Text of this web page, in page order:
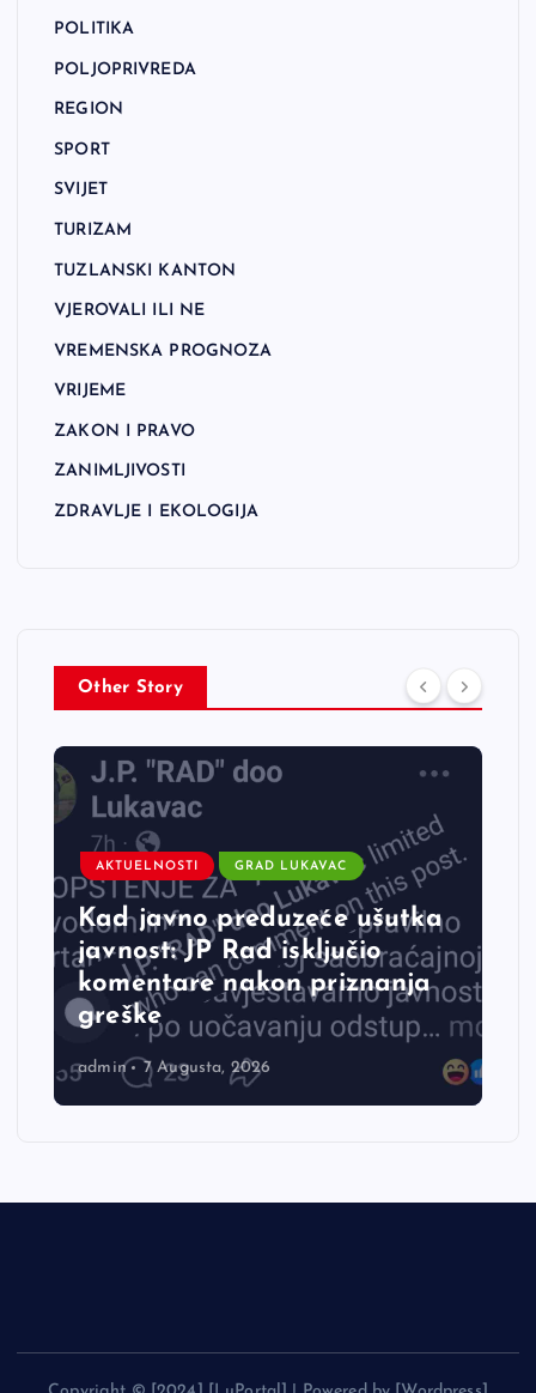
POLITIKA
POLJOPRIVREDA
REGION
SPORT
SVIJET
TURIZAM
TUZLANSKI KANTON
VJEROVALI ILI NE
VREMENSKA PROGNOZA
VRIJEME
ZAKON I PRAVO
ZANIMLJIVOSTI
ZDRAVLJE I EKOLOGIJA
Other Story
AKTUELNOSTI GRAD LUKAVAC
Kad javno preduzeće ušutka
javnost: JP Rad isključio
komentare nakon priznanja
greške
admin 7 Augusta, 2026